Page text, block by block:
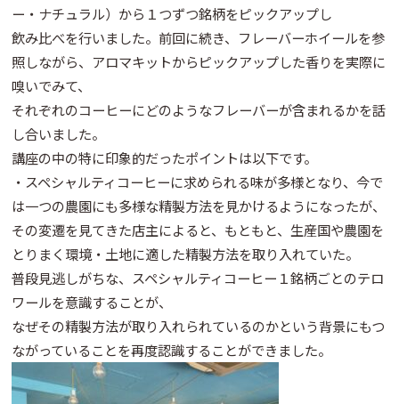
ー・ナチュラル）から１つずつ銘柄をピックアップし
飲み比べを行いました。前回に続き、フレーバーホイールを参
照しながら、アロマキットからピックアップした香りを実際に
嗅いでみて、
それぞれのコーヒーにどのようなフレーバーが含まれるかを話
し合いました。
講座の中の特に印象的だったポイントは以下です。
・スペシャルティコーヒーに求められる味が多様となり、今で
は一つの農園にも多様な精製方法を見かけるようになったが、
その変遷を見てきた店主によると、もともと、生産国や農園を
とりまく環境・土地に適した精製方法を取り入れていた。
普段見逃しがちな、スペシャルティコーヒー１銘柄ごとのテロ
ワールを意識することが、
なぜその精製方法が取り入れられているのかという背景にもつ
ながっていることを再度認識することができました。